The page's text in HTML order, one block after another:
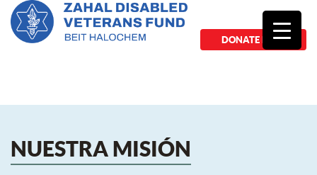
DONATE NOW
NUESTRA MISIÓN